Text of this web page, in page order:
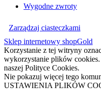
Wygodne zwroty
Zarządzaj ciasteczkami
Sklep internetowy shopGold
Korzystanie z tej witryny
wykorzystanie plików
naszej Polityce Cookies.
Nie pokazuj więcej tego
USTAWIENIA PLIKÓW